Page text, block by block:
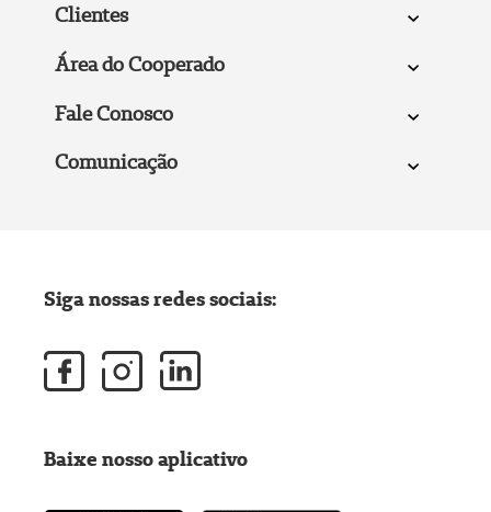
Clientes
Área do Cooperado
Fale Conosco
Comunicação
Siga nossas redes sociais:
Baixe nosso aplicativo